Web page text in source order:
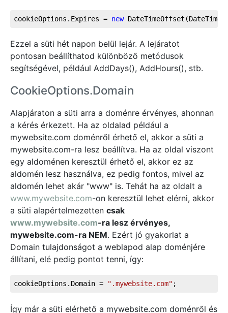
cookieOptions.Expires = new
Ezzel a süti hét napon belül lejár. A lejáratot
pontosan beállíthatod különböző metódusok
segítségével, például AddDays(), AddHours(), stb.
CookieOptions.Domain
Alapjáraton a süti arra a doménre érvényes, ahonnan
a kérés érkezett. Ha az oldalad például a
mywebsite.com doménről érhető el, akkor a süti a
mywebsite.com-ra lesz beállítva. Ha az oldal viszont
egy aldoménen keresztül érhető el, akkor ez az
aldomén lesz használva, ez pedig fontos, mivel az
aldomén lehet akár "www" is. Tehát ha az oldalt a
www.mywebsite.com-on keresztül lehet elérni, akkor
a süti alapértelmezetten csak
www.mywebsite.com-ra lesz érvényes,
mywebsite.com-ra NEM. Ezért jó gyakorlat a
Domain tulajdonságot a weblapod alap doménjére
állítani, elé pedig pontot tenni, így:
cookieOptions.Domain = ".mywebsite.com" ;
Így már a süti elérhető a mywebsite.com doménről és